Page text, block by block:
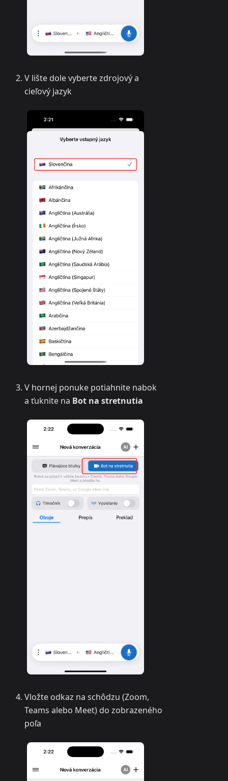
V lište dole vyberte zdrojový a
cieľový jazyk
V hornej ponuke potiahnite nabok
a ťuknite na Bot na stretnutia
Vložte odkaz na schôdzu (Zoom,
Teams alebo Meet) do zobrazeného
poľa